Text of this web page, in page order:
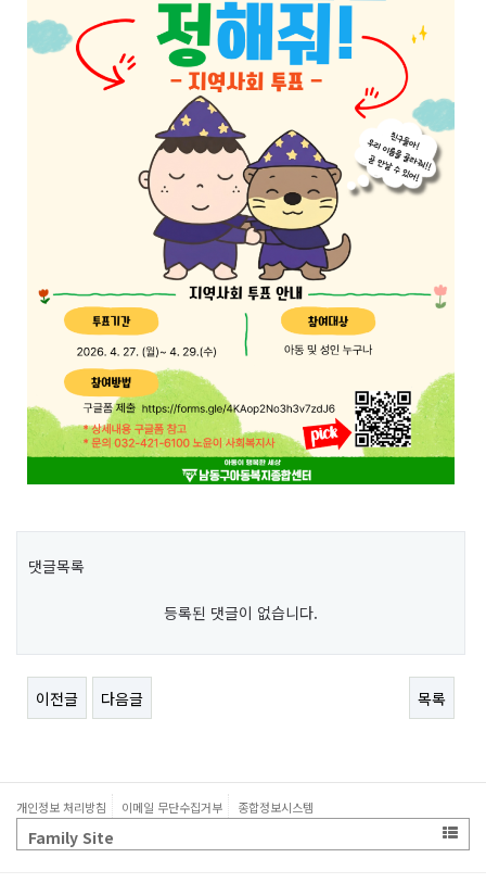
댓글목록
등록된 댓글이 없습니다.
이전글 다음글 목록
개인정보 처리방침 이메일 무단수집거부 종합정보시스템
Family Site